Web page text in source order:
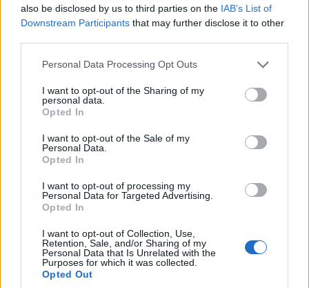
also be disclosed by us to third parties on the IAB’s List of
Downstream Participants that may further disclose it to other
Please note that this website/app uses one or more Google
not limited to your visit or usage behaviour. You may click to
grant or deny consent to Google and its third-party tags to
use your data for below specified purposes in below Google
consent section.
Personal Data Processing Opt Outs
I want to opt-out of the Sharing of my
personal data.
Opted In
I want to opt-out of the Sale of my
Personal Data.
Opted In
I want to opt-out of processing my
Personal Data for Targeted Advertising.
Opted In
I want to opt-out of Collection, Use,
Retention, Sale, and/or Sharing of my
Personal Data that Is Unrelated with the
Purposes for which it was collected.
Opted Out
σύσταση Πολύ Μικρών, Μικρών και Μεσαίων
Επιχειρήσεων με ποσοστό επιχορήγησης 70%
(80% για την κατηγορία προσωπικού) για την
υλοποίηση έργων διάρκειας 24 μηνών από
δαπανών (π.χ. κτηριακά, εξοπλισμός, λογισμικό,
συμβουλευτικές υπηρεσίες, προώθηση-
προβολή, πιστοποιήσεις, πρόσληψη νέου
προσωπικού, κ.λ.π.).